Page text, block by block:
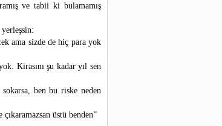
ve tabii ki bulamamış
ama sizde de hiç para yok
Kirasını şu kadar yıl sen
ben bu riske neden
üstü benden”